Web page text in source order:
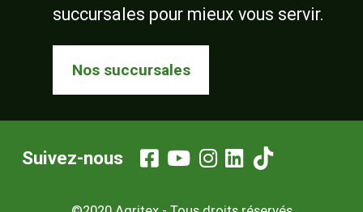
succursales pour mieux vous servir.
Nos succursales
Suivez-nous